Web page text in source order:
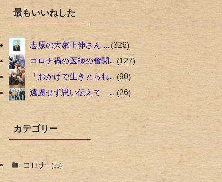
最もいいねした
志原の大家正伸さん ... 326
コロナ禍の医師の奮闘... 127
「おかげで生きとられ... 90
遠慮せず思い伝えて ... 26
カテゴリー
コロナ (55)